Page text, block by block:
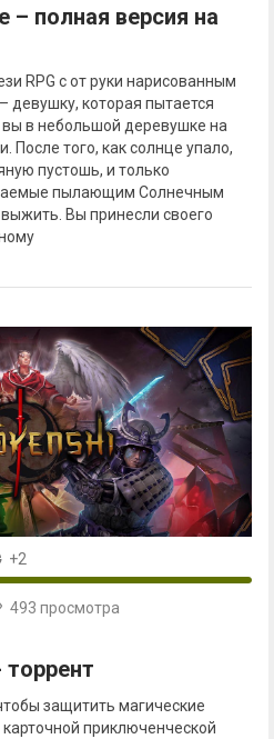
– полная версия на
RPG с от руки нарисованным
девушку, которая пытается
в небольшой деревушке на
После того, как солнце упало,
пустошь, и только
пылающим Солнечным
Вы принесли своего
+2
493 просмотра
торрент
защитить магические
приключенческой